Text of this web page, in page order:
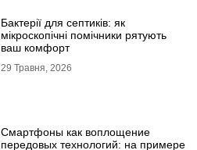
Бактерії для септиків: як
мікроскопічні помічники рятують
ваш комфорт
29 Травня, 2026
Смартфоны как воплощение
передовых технологий: на примере